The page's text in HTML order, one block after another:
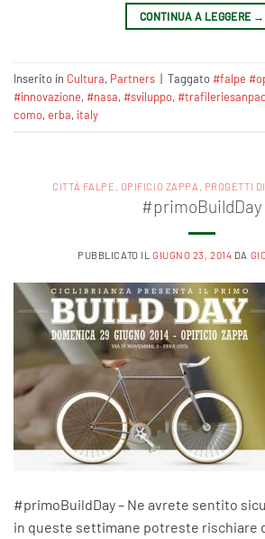
CONTINUA A LEGGERE →
Inserito in Cultura, Partners | Taggato #falpe
#innovazione, #nasa, #sviluppo,
como,erba, italy
CITTÀ FALPE OPIFICIO ZAPPA PROGETTI
#primoBuildDay
PUBBLICATO IL GIUGNO 23, 2014 DA
#primoBuildDay – Ne avrete sentito
in queste settimane potreste rischiare